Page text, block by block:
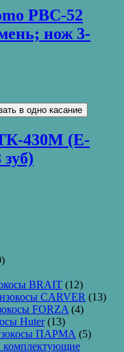
PBC-52
нож 3-
в одно касание
430M (E-
BRAIT (12)
CARVER (13)
FORZA (4)
Huter (13)
ПАРМА (5)